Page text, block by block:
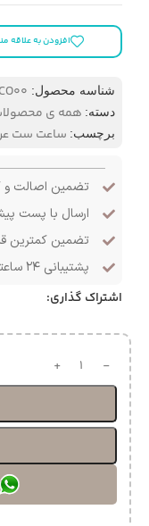
افزودن به علاقه
شناسه محصول: CO00
دسته: همه ی
برچسب: ساعت ست
تضمین اصالت و
ارسال با پست
تضمین کمترین
پشتیبانی ۲۴ ساعته
اشتراک گذاری: